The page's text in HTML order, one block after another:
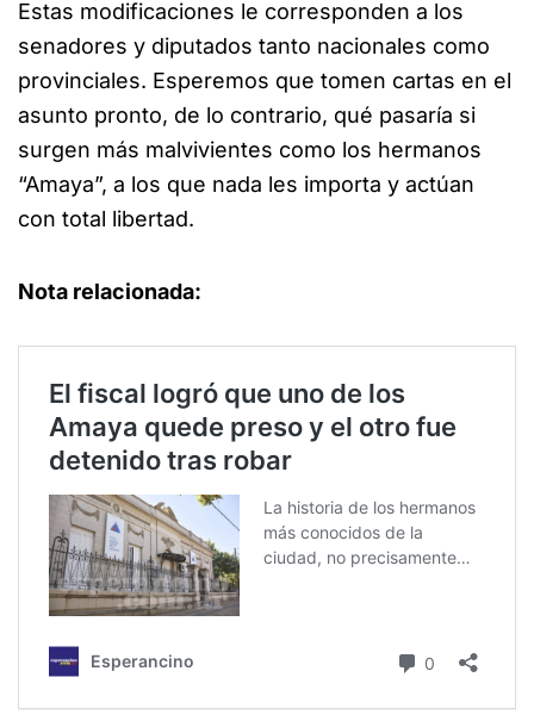
Estas modificaciones le corresponden a los
senadores y diputados tanto nacionales como
provinciales. Esperemos que tomen cartas en el
asunto pronto, de lo contrario, qué pasaría si
surgen más malvivientes como los hermanos
“Amaya”, a los que nada les importa y actúan
con total libertad.
Nota relacionada: